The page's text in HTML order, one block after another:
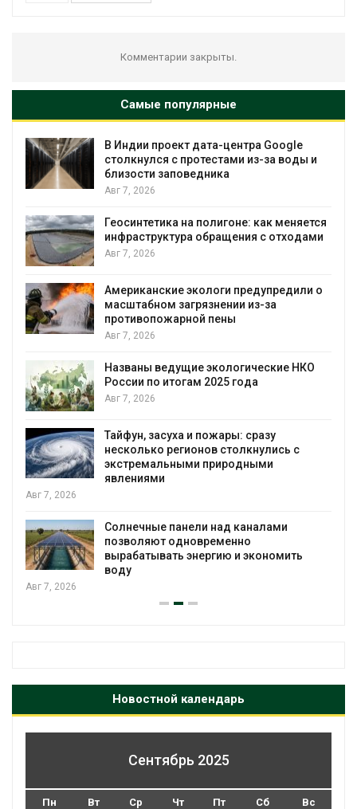
Комментарии закрыты.
Самые популярные
В Индии проект дата-центра Google
столкнулся с протестами из-за воды и
близости заповедника
Авг 7, 2026
Геосинтетика на полигоне: как меняется
инфраструктура обращения с отходами
Авг 7, 2026
Американские экологи предупредили о
масштабном загрязнении из-за
противопожарной пены
Авг 7, 2026
Названы ведущие экологические НКО
России по итогам 2025 года
Авг 7, 2026
Тайфун, засуха и пожары: сразу
несколько регионов столкнулись с
экстремальными природными
явлениями
2026
Солнечные панели над каналами
позволяют одновременно
вырабатывать энергию и экономить
воду
2026
Новостной календарь
Сентябрь 2025
Пн Вт Ср Чт Пт Сб Вс